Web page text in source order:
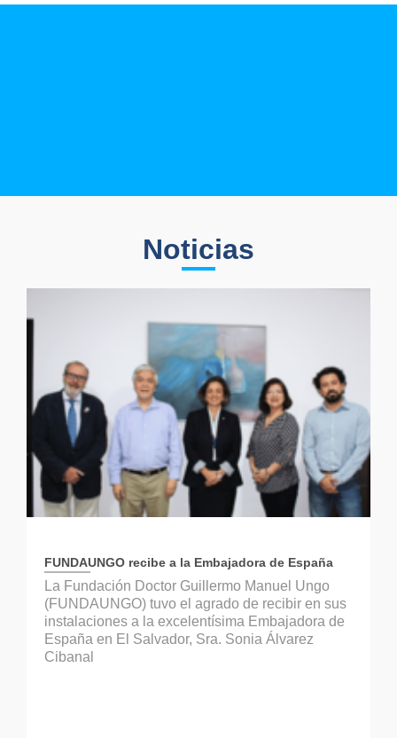
Noticias
FUNDAUNGO recibe a la Embajadora de España
La Fundación Doctor Guillermo Manuel Ungo
(FUNDAUNGO) tuvo el agrado de recibir en sus
instalaciones a la excelentísima Embajadora de
España en El Salvador, Sra. Sonia Álvarez
Cibanal